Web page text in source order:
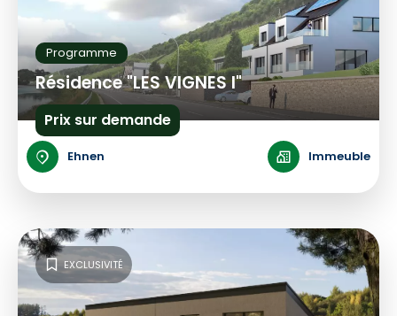
Programme
Résidence "LES VIGNES I"
Prix sur demande
Ehnen Immeuble
EXCLUSIVITÉ